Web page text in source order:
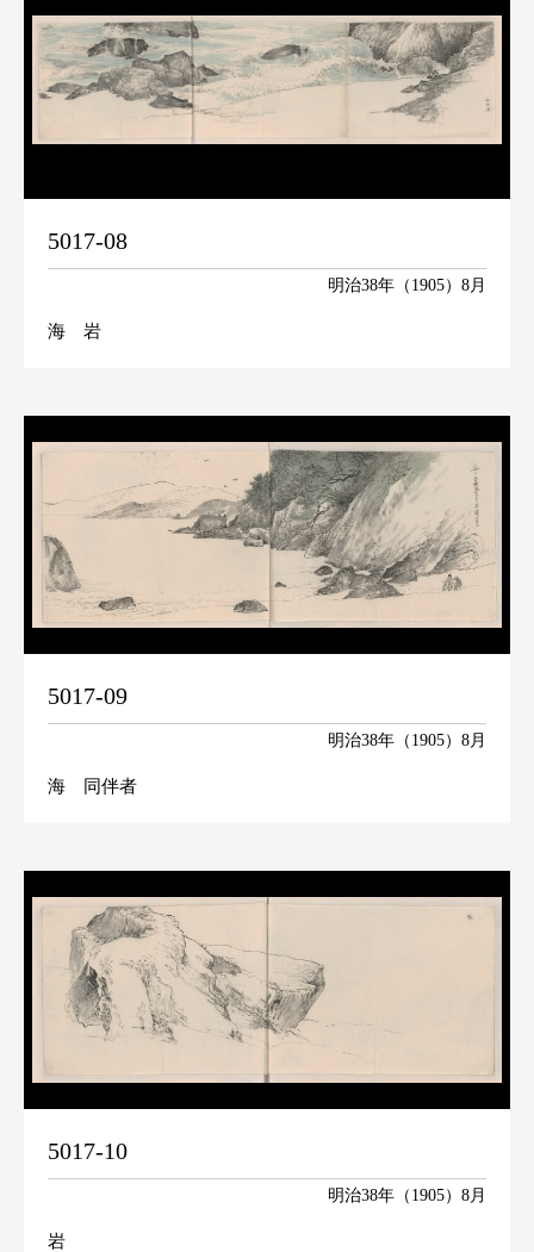
5017-08
明治38年（1905）8月
海 岩
5017-09
明治38年（1905）8月
海 同伴者
5017-10
明治38年（1905）8月
岩